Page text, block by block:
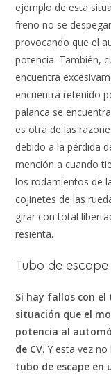
ejemplo de esta
freno no se
provocando que el
potencia. También,
encuentra
encuentra retenido
palanca se
es otra de las
debido a la pérdida
mención a cuando
los rodamientos de
cojinetes de las
girar con total
resienta.
Tubo de escape
Si hay fallos con el
situación que el
potencia al
de CV. Y esta vez
tubo de escape en